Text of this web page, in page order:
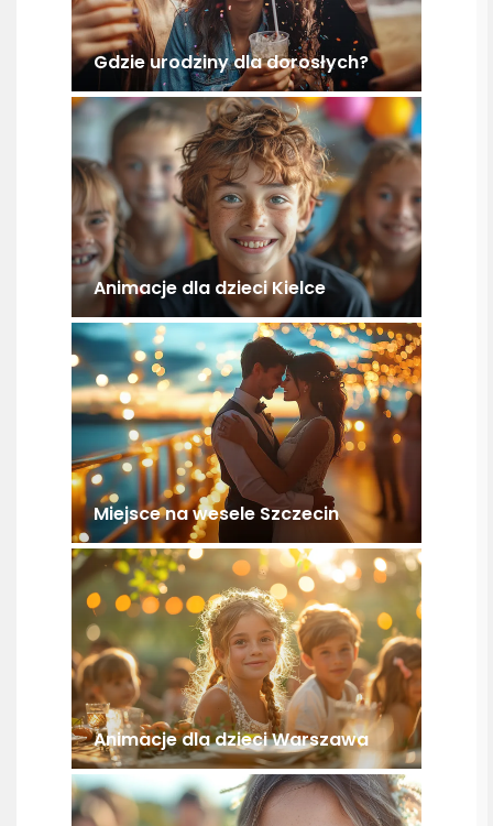
Gdzie urodziny dla dorosłych?
Animacje dla dzieci Kielce
Miejsce na wesele Szczecin
Animacje dla dzieci Warszawa